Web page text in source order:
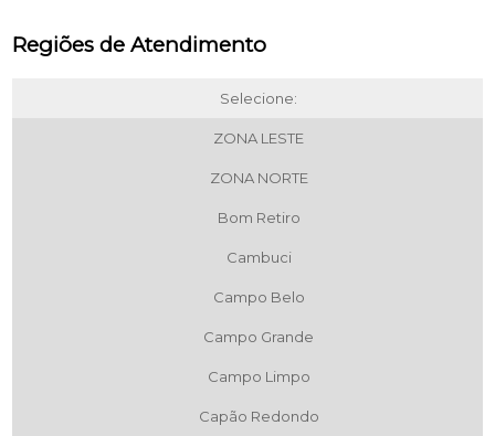
Regiões de Atendimento
Selecione:
ZONA LESTE
ZONA NORTE
Bom Retiro
Cambuci
Campo Belo
Campo Grande
Campo Limpo
Capão Redondo